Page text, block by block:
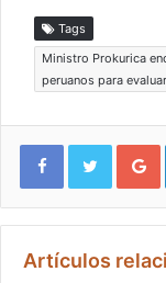
Tags
Ministro Prokurica
peruanos para
Artículos